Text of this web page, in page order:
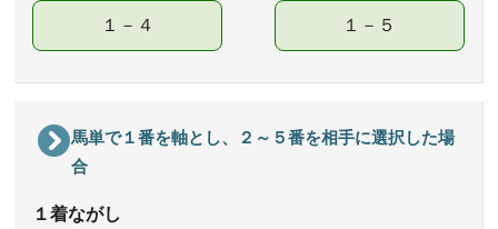
１－４ １－５
馬単で１番を軸とし、２～５番を相手に選択した場
合
１着ながし